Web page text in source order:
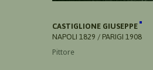
CASTIGLIONE GIUSEPPE
NAPOLI 1829 / PARIGI 1908
Pittore